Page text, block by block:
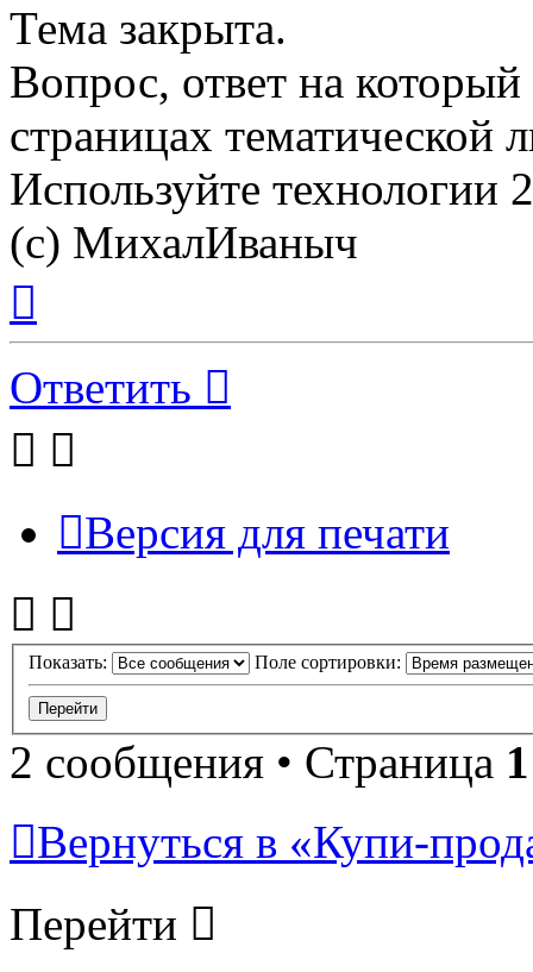
Тема закрыта.
Вопрос, ответ на
страницах тематической
Используйте технологии
(с) МихалИваныч
началу
Ответить
Версия для печати
Показать: Поле сортировки:
2 сообщения • Страница 1
Вернуться в «Купи-
Перейти